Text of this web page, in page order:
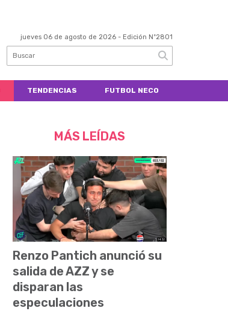
jueves 06 de agosto de 2026 - Edición Nº2801
TENDENCIAS FUTBOL NECO
MÁS LEÍDAS
Renzo Pantich anunció su
salida de AZZ y se
disparan las
especulaciones